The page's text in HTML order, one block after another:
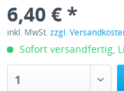
6,40 € *
inkl. MwSt.zzgl.
Sofort versandfertig,
1